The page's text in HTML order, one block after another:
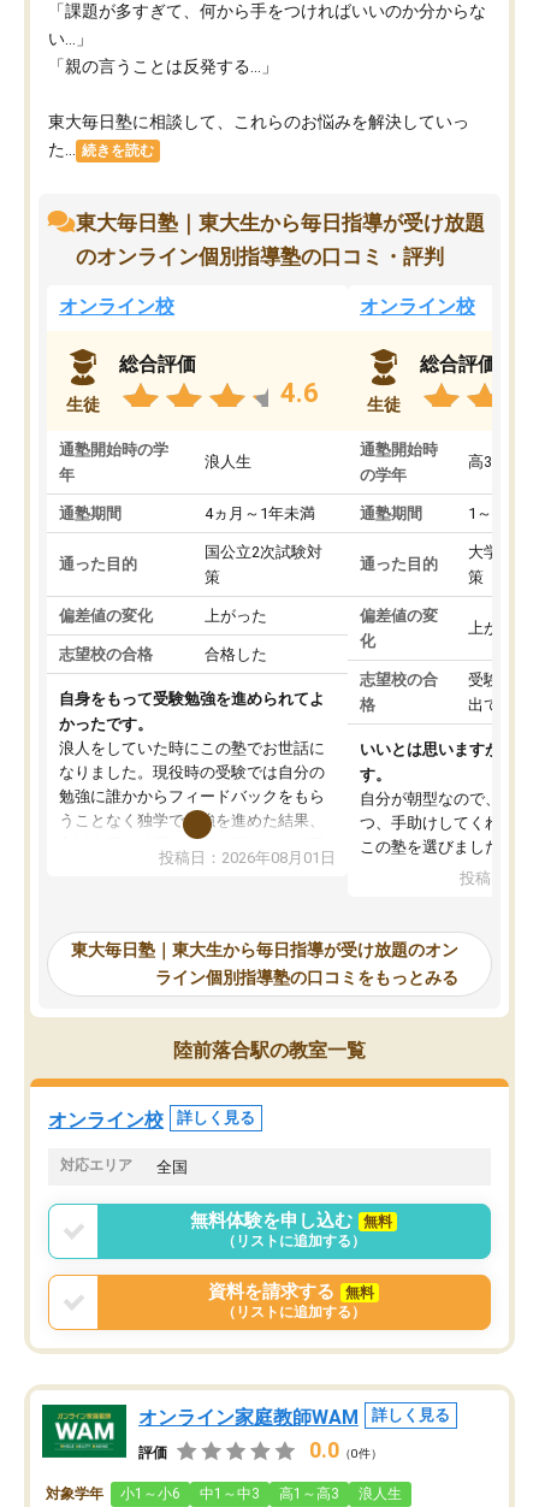
「課題が多すぎて、何から手をつければいいのか分からな
い…」
「親の言うことは反発する…」
東大毎日塾に相談して、これらのお悩みを解決していっ
た...
続きを読む
東大毎日塾｜東大生から毎日指導が受け放題
のオンライン個別指導塾の口コミ・評判
オンライン校
生徒
総合評価
4.6
通塾開始時の学
年
浪人生
通塾期間 4ヵ月～1年未満
通った目的
国公立2次試験対
策
偏差値の変化 上がった
志望校の合格 合格した
自身をもって受験勉強を進められてよ
かったです。
浪人をしていた時にこの塾でお世話に
なりました。現役時の受験では自分の
勉強に誰かからフィードバックをもら
うことなく独学で勉強を進めた結果、
入試本番に地歴の学習が間に合わず不
合格となってしまいました。その経験
東大毎日塾にたどり着きました。学習
の長期計画や日々の勉強のやり方につ
いて客観的なアドバイスをいただけた
ので、自信をもって受験勉強を進める
ことができました。自分のように勉強
のやり方や進捗管理で苦労している方
には特におすすめしたい塾です。
投稿日：2026年08月01日
オンライン校
生徒
総合評価
通塾開始時
の学年
高3
通塾期間 1～3ヵ月
通った目的
大学入学
策
偏差値の変
化
上がった
志望校の合
格
受験して
出ていな
いいとは思いますが、料
す。
自分が朝型なので、自習
つ、手助けしてくれる設
この塾を選びました。
投稿日：
東大毎日塾｜東大生から毎日指導が受け放題のオン
ライン個別指導塾の口コミをもっとみる
陸前落合駅の教室一覧
オンライン校 詳しく見る
対応エリア 全国
無料体験を申し込む
無料
（リストに追加する）
資料を請求する
無料
（リストに追加する）
オンライン家庭教師WAM 詳しく見る
評価 0.0 （0件）
対象学年 小1～小6 中1～中3 高1～高3 浪人生